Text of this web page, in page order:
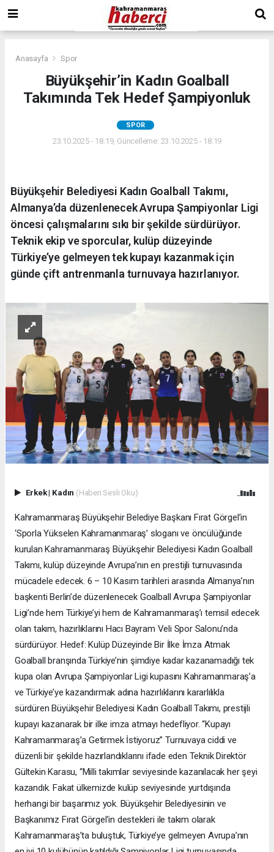
Anasayfa Spor
Büyükşehir’in Kadın Goalball
Takımında Tek Hedef Şampiyonluk
SPOR
23.10.2025 - 18:19, Güncelleme: 23.10.2025 - 18:19
Büyükşehir Belediyesi Kadın Goalball Takımı,
Almanya’da düzenlenecek Avrupa Şampiyonlar Ligi
öncesi çalışmalarını sıkı bir şekilde sürdürüyor.
Teknik ekip ve sporcular, kulüp düzeyinde
Türkiye’ye gelmeyen tek kupayı kazanmak için
günde çift antrenmanla turnuvaya hazırlanıyor.
Erkek| Kadın (Haberi Sesli Oku)
Kahramanmaraş Büyükşehir Belediye Başkanı Fırat Görgel’in
‘Sporla Yükselen Kahramanmaraş’ sloganı ve öncülüğünde
kurulan Kahramanmaraş Büyükşehir Belediyesi Kadın Goalball
Takımı, kulüp düzeyinde Avrupa’nın en prestijli turnuvasında
mücadele edecek. 6 – 10 Kasım tarihleri arasında Almanya’nın
başkenti Berlin’de düzenlenecek Goalball Avrupa Şampiyonlar
Ligi’nde hem Türkiye’yi hem de Kahramanmaraş’ı temsil edecek
olan takım, hazırlıklarını Hacı Bayram Veli Spor Salonu’nda
sürdürüyor. Hedef: Kulüp Düzeyinde Bir İlke İmza Atmak
Goalball branşında Türkiye’nin şimdiye kadar kazanamadığı tek
kupa olan Avrupa Şampiyonlar Ligi kupasını Kahramanmaraş’a
ve Türkiye’ye kazandırmak adına hazırlıklarını kararlılıkla
sürdüren Büyükşehir Belediyesi Kadın Goalball Takımı, prestijli
kupayı kazanarak bir ilke imza atmayı hedefliyor. “Kupayı
Kahramanmaraş’a Getirmek İstiyoruz” Turnuvaya ciddi ve
düzenli bir şekilde hazırlandıklarını ifade eden Teknik Direktör
Gültekin Karasu, “Milli takımlar seviyesinde kazanılacak her şeyi
kazandık. Fakat ülkemizde kulüp seviyesinde yurtdışında
herhangi bir başarımız yok. Büyükşehir Belediyesinin ve
Başkanımız Fırat Görgel’in destekleri ile takım olarak
Kahramanmaraş’ta buluştuk, Türkiye’ye gelmeyen Avrupa’nın